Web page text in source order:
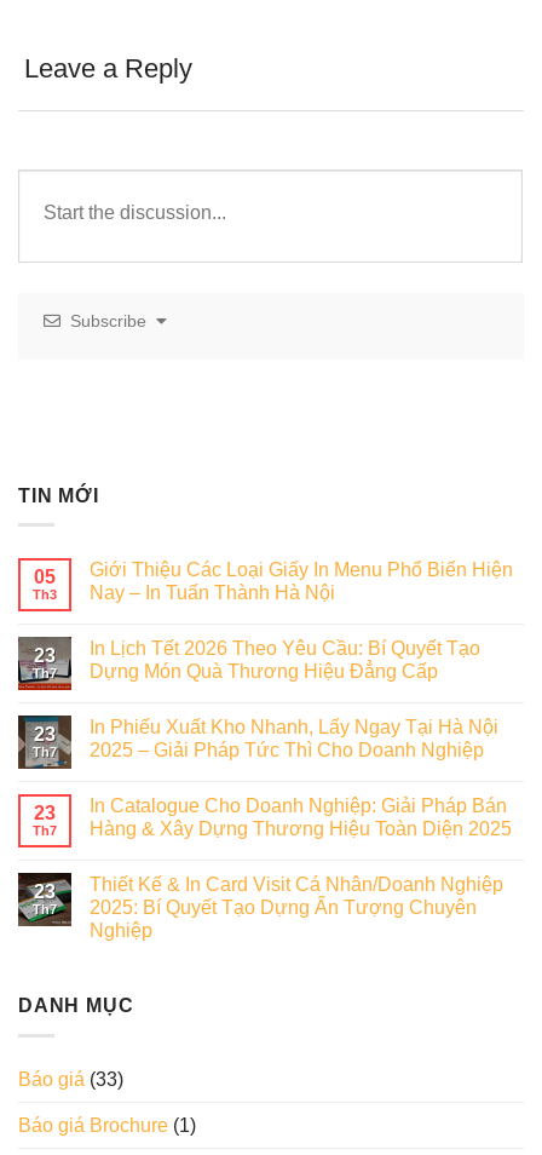
Leave a Reply
Subscribe
TIN MỚI
05
Th3
Giới Thiệu Các Loại Giấy In Menu Phổ Biến Hiện
Nay – In Tuấn Thành Hà Nội
23
Th7
In Lịch Tết 2026 Theo Yêu Cầu: Bí Quyết Tạo
Dựng Món Quà Thương Hiệu Đẳng Cấp
23
Th7
In Phiếu Xuất Kho Nhanh, Lấy Ngay Tại Hà Nội
2025 – Giải Pháp Tức Thì Cho Doanh Nghiệp
23
Th7
In Catalogue Cho Doanh Nghiệp: Giải Pháp Bán
Hàng & Xây Dựng Thương Hiệu Toàn Diện 2025
23
Th7
Thiết Kế & In Card Visit Cá Nhân/Doanh Nghiệp
2025: Bí Quyết Tạo Dựng Ấn Tượng Chuyên
Nghiệp
DANH MỤC
Báo giá (33)
Báo giá Brochure (1)